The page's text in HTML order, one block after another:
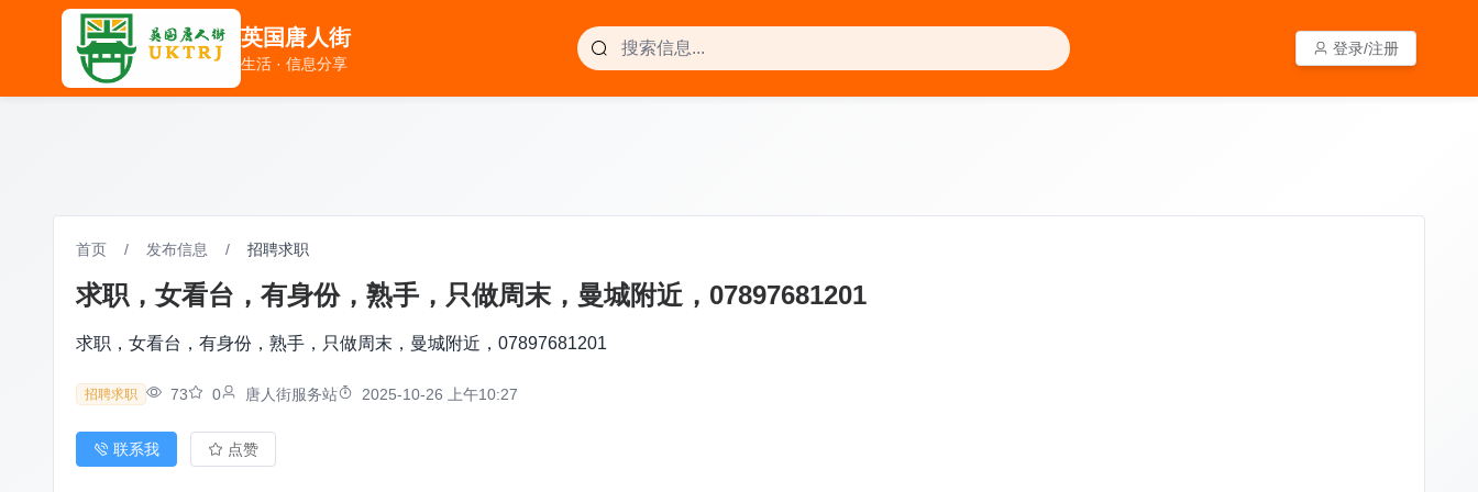
英国唐人街
生活 · 信息分享
登录/注册
英国唐人街
生活 · 信息分享
登录/注册
首页 / 发布信息 / 招聘求职
求职，女看台，有身份，熟手，只做周末，曼城附近，07897681201
求职，女看台，有身份，熟手，只做周末，曼城附近，07897681201
招聘求职 73 0 唐人街服务站 2025-10-26 上午10:27
联系我 点赞